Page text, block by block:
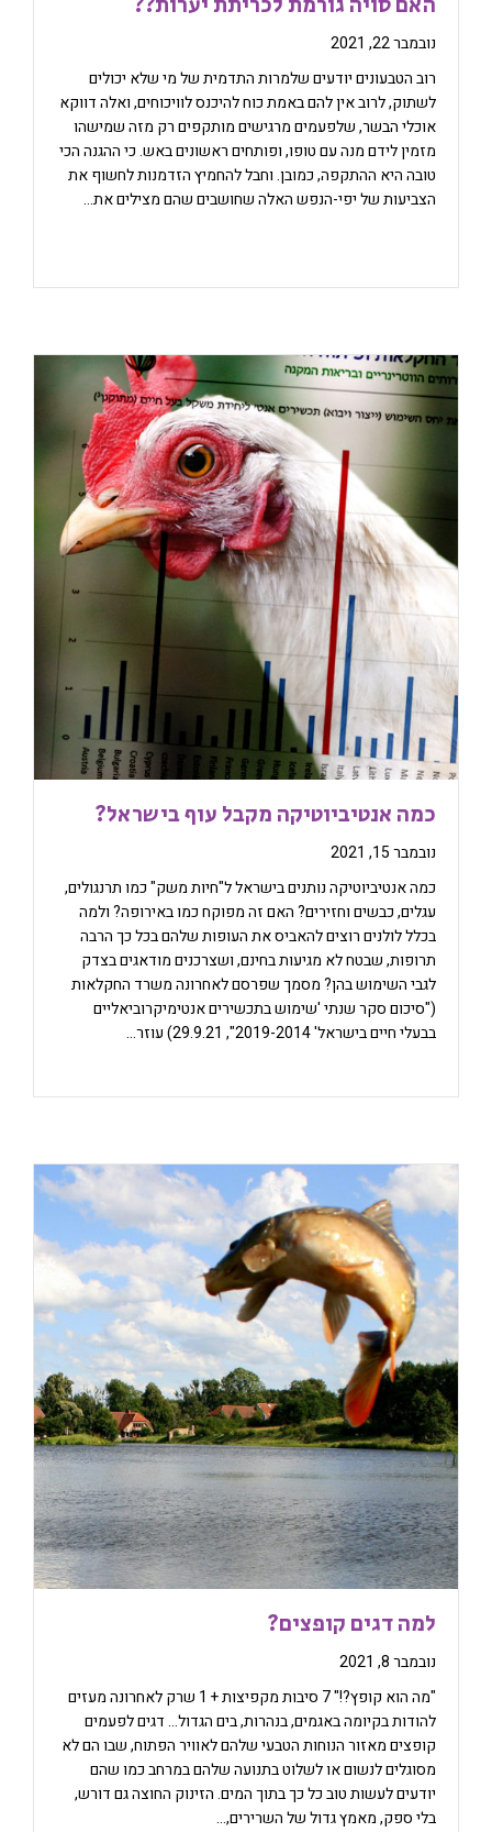
נובמבר 22, 2021
רוב הטבעונים יודעים שלמרות התדמית של מי שלא יכולים
לשתוק, לרוב אין להם באמת כוח להיכנס לוויכוחים, ואלה דווקא
אוכלי הבשר, שלפעמים מרגישים מותקפים רק מזה שמישהו
מזמין לידם מנה עם טופו, ופותחים ראשונים באש. כי ההגנה הכי
טובה היא ההתקפה, כמובן. וחבל להחמיץ הזדמנות לחשוף את
הצביעות של יפי-הנפש האלה שחושבים שהם מצילים את…
כמה אנטיביוטיקה מקבל עוף בישראל?
נובמבר 15, 2021
כמה אנטיביוטיקה נותנים בישראל ל"חיות משק" כמו תרנגולים,
עגלים, כבשים וחזירים? האם זה מפוקח כמו באירופה? ולמה
בכלל לולנים רוצים להאביס את העופות שלהם בכל כך הרבה
תרופות, שבטח לא מגיעות בחינם, ושצרכנים מודאגים בצדק
לגבי השימוש בהן? מסמך שפרסם לאחרונה משרד החקלאות
("סיכום סקר שנתי 'שימוש בתכשירים אנטימיקרוביאליים
בבעלי חיים בישראל' 2019-2014", 29.9.21) עוזר…
למה דגים קופצים?
נובמבר 8, 2021
"מה הוא קופץ?!" 7 סיבות מקפיצות + 1 שרק לאחרונה מעזים
להודות בקיומה באגמים, בנהרות, בים הגדול… דגים לפעמים
קופצים מאזור הנוחות הטבעי שלהם לאוויר הפתוח, שבו הם לא
מסוגלים לנשום או לשלוט בתנועה שלהם במרחב כמו שהם
יודעים לעשות טוב כל כך בתוך המים. הזינוק החוצה גם דורש,
בלי ספק, מאמץ גדול של השרירים,…